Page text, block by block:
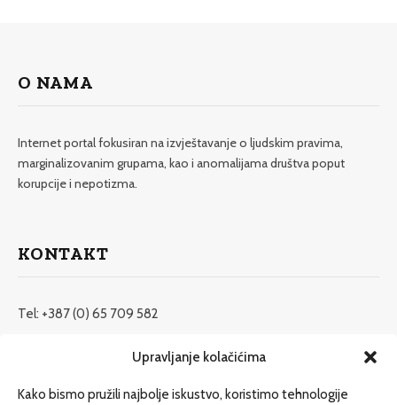
Upravljanje kolačićima
Kako bismo pružili najbolje iskustvo, koristimo tehnologije
O NAMA
Internet portal fokusiran na izvještavanje o ljudskim pravima,
marginalizovanim grupama, kao i anomalijama društva poput
korupcije i nepotizma.
KONTAKT
Tel: +387 (0) 65 709 582
redakcija@etrafika.net